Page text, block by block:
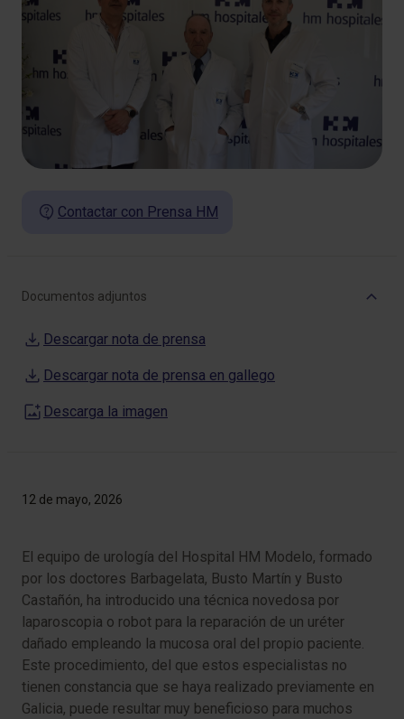
12 de mayo, 2026
El equipo de urología del Hospital HM Modelo, formado
por los doctores Barbagelata, Busto Martín y Busto
Castañón, ha introducido una técnica novedosa por
laparoscopia o robot para la reparación de un uréter
dañado empleando la mucosa oral del propio paciente.
Este procedimiento, del que estos especialistas no
tienen constancia que se haya realizado previamente en
Galicia, puede resultar muy beneficioso para muchos
Contactar con Prensa HM
Documentos adjuntos
Descargar nota de prensa
Descargar nota de prensa en gallego
Descarga la imagen